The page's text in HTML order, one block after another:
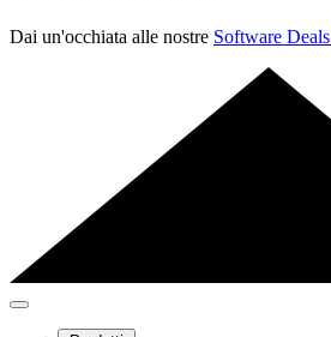
Dai un'occhiata alle nostre Software Deals